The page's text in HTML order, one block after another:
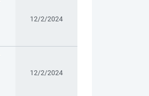
12/2/2024
12/2/2024